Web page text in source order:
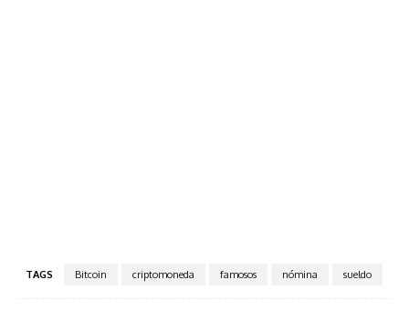
TAGS Bitcoin criptomoneda famosos nómina sueldo